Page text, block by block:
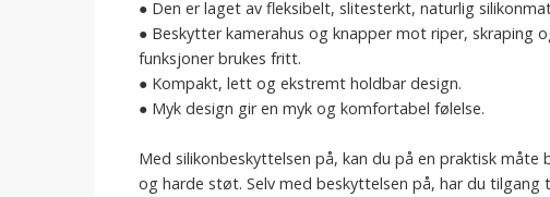
● Den er laget av fleksibelt, slitesterkt, naturlig
● Beskytter kamerahus og knapper mot riper, skraping
funksjoner brukes fritt.
● Kompakt, lett og ekstremt holdbar design.
● Myk design gir en myk og komfortabel følelse.
Med silikonbeskyttelsen på, kan du på en praktisk
og harde støt. Selv med beskyttelsen på, har du